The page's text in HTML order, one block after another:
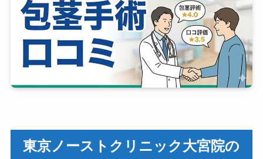
東京ノーストクリニック大宮院の